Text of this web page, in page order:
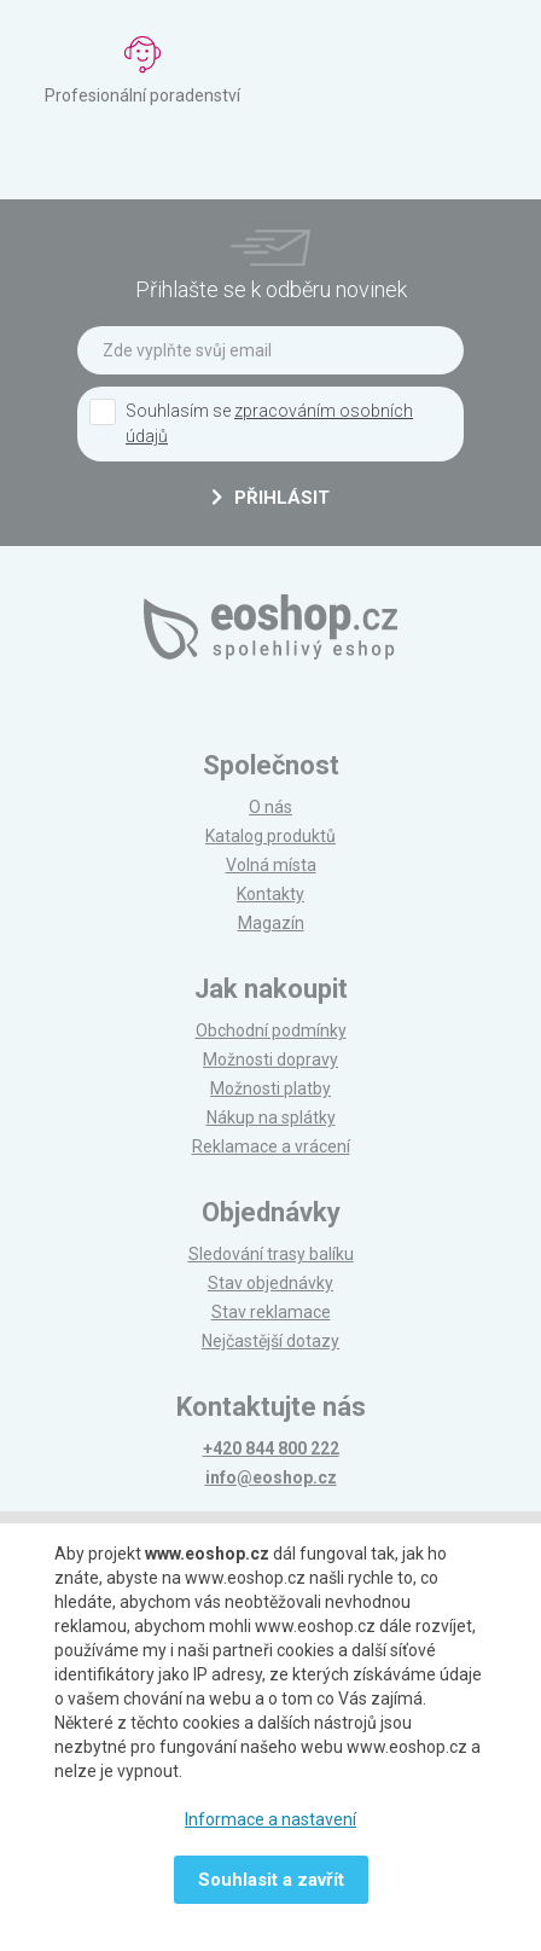
Profesionální poradenství
Přihlašte se k odběru novinek
Souhlasím se zpracováním osobních
údajů
PŘIHLÁSIT
Společnost
O nás
Katalog produktů
Volná místa
Kontakty
Magazín
Jak nakoupit
Obchodní podmínky
Možnosti dopravy
Možnosti platby
Nákup na splátky
Reklamace a vrácení
Objednávky
Sledování trasy balíku
Stav objednávky
Stav reklamace
Nejčastější dotazy
Kontaktujte nás
+420 844 800 222
info@eoshop.cz
Možnosti platby
Možnosti dopravy
Aby projektwww.eoshop.cz dál fungoval tak, jak ho
znáte, abyste na www.eoshop.cz našli rychle to, co
hledáte, abychom vás neobtěžovali nevhodnou
reklamou, abychom mohli www.eoshop.cz dále rozvíjet,
používáme my i naši partneři cookies a další síťové
identifikátory jako IP adresy, ze kterých získáváme údaje
o vašem chování na webu a o tom co Vás zajímá.
Některé z těchto cookies a dalších nástrojů jsou
nezbytné pro fungování našeho webu www.eoshop.cz a
nelze je vypnout.
Informace a nastavení
Souhlasit a zavřít